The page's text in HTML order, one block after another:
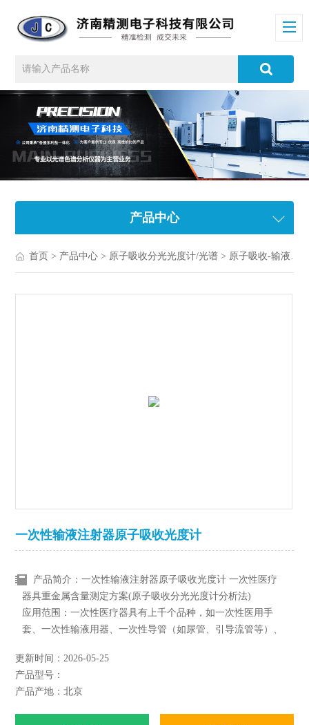
产品中心
首页 > 产品中心 > 原子吸收分光光度计/光谱 > 原子吸收-输液注射器/医疗
一次性输液注射器原子吸收光度计
产品简介：一次性输液注射器原子吸收光度计 一次性医疗
器具重金属含量测定方案(原子吸收分光光度计分析法)
应用范围：一次性医疗器具有上千个品种，如一次性医用手
套、一次性输液用器、一次性导管（如尿管、引导流管等）、
液和组织；测定一次性医疗器械中重金属铜、镉、铬、铅、
钡、锡含量，其中铜、镉采用火焰法，铬、铅、钡、锡采用石
墨炉法。
更新时间：2026-05-25
产品型号：
产品产地：北京